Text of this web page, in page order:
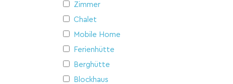
Zimmer
Chalet
Mobile Home
Ferienhütte
Berghütte
Blockhaus